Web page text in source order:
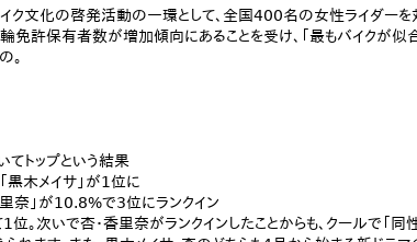
ク文化の啓発活動の一環として、全国400名の女性ライダーを
免許保有者数が増加傾向にあることを受け、「最もバイクが似
。
てトップという結果
黒木メイサ」が1位に
奈」が10.8%で3位にランクイン
。次いで杏・香里奈がランクインしたことからも、クールで「同